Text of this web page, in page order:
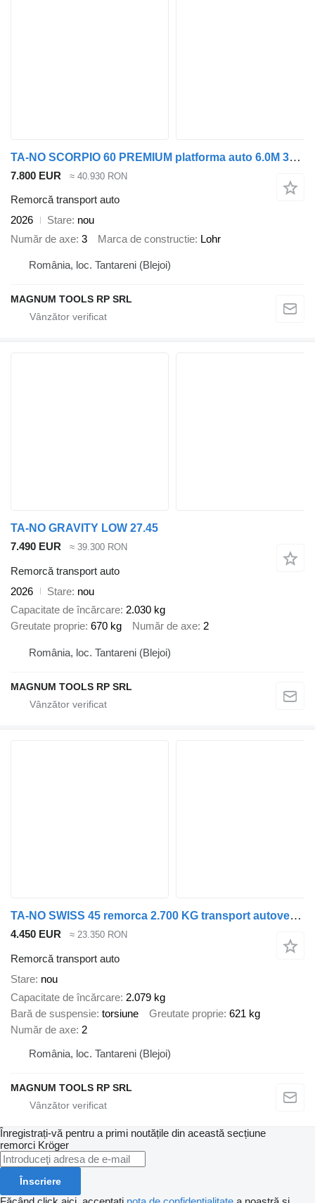
TA-NO SCORPIO 60 PREMIUM platforma auto 6.0M 3500 KG
7.800 EUR ≈ 40.930 RON
Remorcă transport auto
2026
Stare nou
Număr de axe 3 Marca de constructie Lohr
România, loc. Tantareni (Blejoi)
MAGNUM TOOLS RP SRL
TA-NO GRAVITY LOW 27.45
7.490 EUR
≈ 39.300 RON
Remorcă transport auto
2026
Stare nou
Capacitate de încărcare 2.030 kg
Greutate proprie 670 kg Număr de axe 2
România, loc. Tantareni (Blejoi)
MAGNUM TOOLS RP SRL
TA-NO SWISS 45 remorca 2.700 KG transport autovehicule
4.450 EUR ≈ 23.350 RON
Remorcă transport auto
Stare nou
Capacitate de încărcare 2.079 kg
Bară de suspensie torsiune Greutate proprie 621 kg
Număr de axe 2
România, loc. Tantareni (Blejoi)
MAGNUM TOOLS RP SRL
Înregistrați-vă pentru a primi noutățile din această secțiune
remorci Kröger
Înscriere